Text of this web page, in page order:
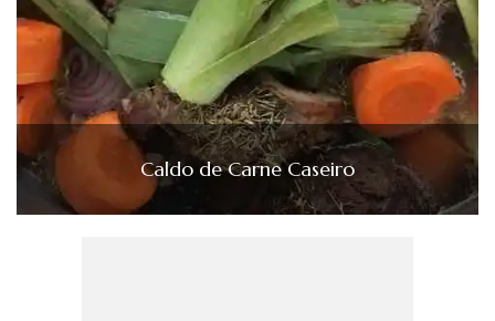
Caldo de Carne Caseiro